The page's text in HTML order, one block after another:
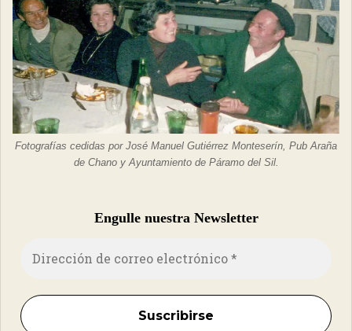
Fotografías cedidas por José Manuel Gutiérrez Monteserín, Pub Araña
de Chano y Ayuntamiento de Páramo del Sil.
Engulle nuestra Newsletter